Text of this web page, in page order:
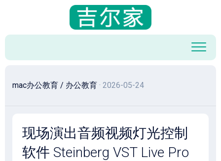
容
mac办公教育 / 办公教育 · 2026-05-24
现场演出音频视频灯光控制
软件 Steinberg VST Live Pro